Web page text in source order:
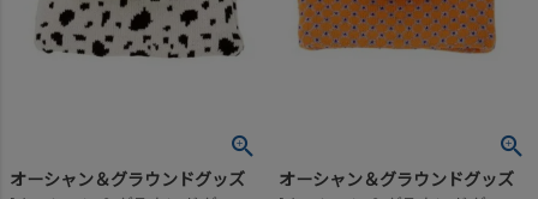
オーシャン＆グラウンドグッズ オーシャン＆グラウンドグッズ